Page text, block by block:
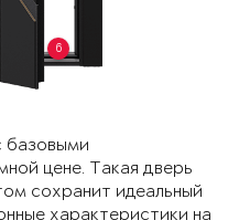
6
базовыми
цене. Такая дверь
сохранит идеальный
характеристики на